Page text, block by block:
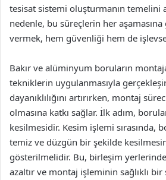
tesisat sistemi oluşturmanın temelini
nedenle, bu süreçlerin her
vermek, hem güvenliği hem de
Bakır ve alüminyum boruların
tekniklerin uygulanmasıyla
dayanıklılığını artırırken, montaj
olmasına katkı sağlar. İlk adım,
kesilmesidir. Kesim işlemi sırasında,
temiz ve düzgün bir şekilde
gösterilmelidir. Bu, birleşim yerlerinde
azaltır ve montaj işleminin sağlıklı